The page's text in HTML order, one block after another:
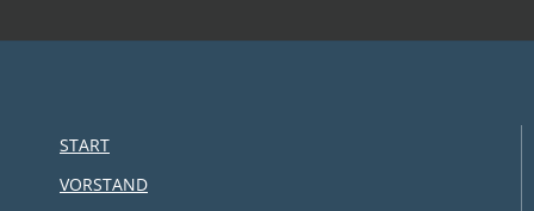
START
VORSTAND